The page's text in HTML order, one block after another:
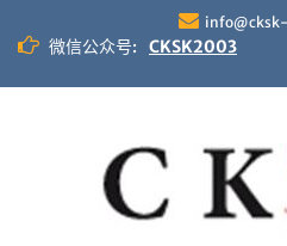
content
微信公众号: CKSK2003